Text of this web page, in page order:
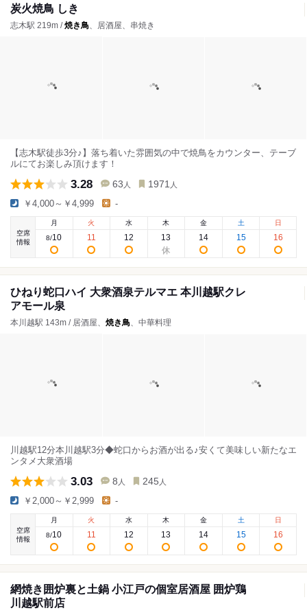
炭火焼鳥 しき
志木駅 219m /焼き鳥、居酒屋、串焼き
【志木駅徒歩3分♪】落ち着いた雰囲気の中で焼鳥をカウンター、テーブ
ルにてお楽しみ頂けます！
3.28 63 人 1971 人
￥4,000～￥4,999 -
空席
情報
月
8/10
火
11
水
12
木
13
金
14
土
15
日
16
ひねり蛇口ハイ 大衆酒泉テルマエ 本川越駅クレ
アモール泉
本川越駅 143m / 居酒屋、 焼き鳥、中華料理
川越駅12分本川越駅3分◆蛇口からお酒が出る♪安くて美味しい新たなエ
ンタメ大衆酒場
3.03 8 人 245 人
￥2,000～￥2,999 -
空席
情報
月
8/10
火
11
水
12
木
13
金
14
土
15
日
16
網焼き囲炉裏と土鍋 小江戸の個室居酒屋 囲炉鶏
川越駅前店